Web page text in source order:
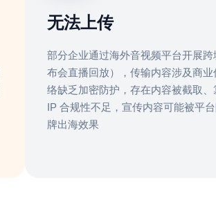
无法上传
部分企业通过海外音视频平台开展
布会直播回放），传输内容涉及商
络缺乏加密防护，存在内容被截取
IP 合规性不足，宣传内容可能被平
牌出海效果